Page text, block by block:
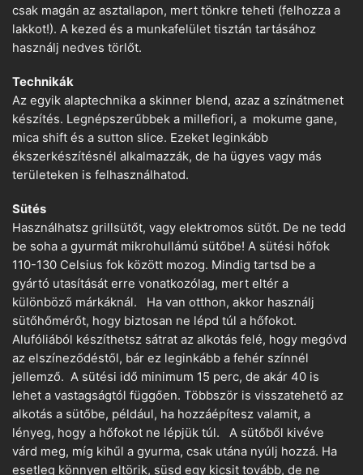
csak magán az asztallapon, mert tönkre teheti (felhozza a
lakkot!). A kezed és a munkafelület tisztán tartásához
használj nedves törlőt.
Technikák
Az egyik alaptechnika a skinner blend, azaz a színátmenet
készítés. Legnépszerűbbek a millefiori, a mokume gane,
mica shift és a sutton slice. Ezeket leginkább
ékszerkészítésnél alkalmazzák, de ha ügyes vagy más
területeken is felhasználhatod.
Sütés
Használhatsz grillsütőt, vagy elektromos sütőt. De ne tedd
be soha a gyurmát mikrohullámú sütőbe! A sütési hőfok
110-130 Celsius fok között mozog. Mindig tartsd be a
gyártó utasítását erre vonatkozólag, mert eltér a
különböző márkáknál. Ha van otthon, akkor használj
sütőhőmérőt, hogy biztosan ne lépd túl a hőfokot.
Alufóliából készíthetsz sátrat az alkotás felé, hogy megóvd
az elszíneződéstől, bár ez leginkább a fehér színnél
jellemző. A sütési idő minimum 15 perc, de akár 40 is
lehet a vastagságtól függően. Többször is visszatehető az
alkotás a sütőbe, például, ha hozzáépítesz valamit, a
lényeg, hogy a hőfokot ne lépjük túl. A sütőből kivéve
várd meg, míg kihűl a gyurma, csak utána nyúlj hozzá. Ha
esetleg könnyen eltörik, süsd egy kicsit tovább, de ne